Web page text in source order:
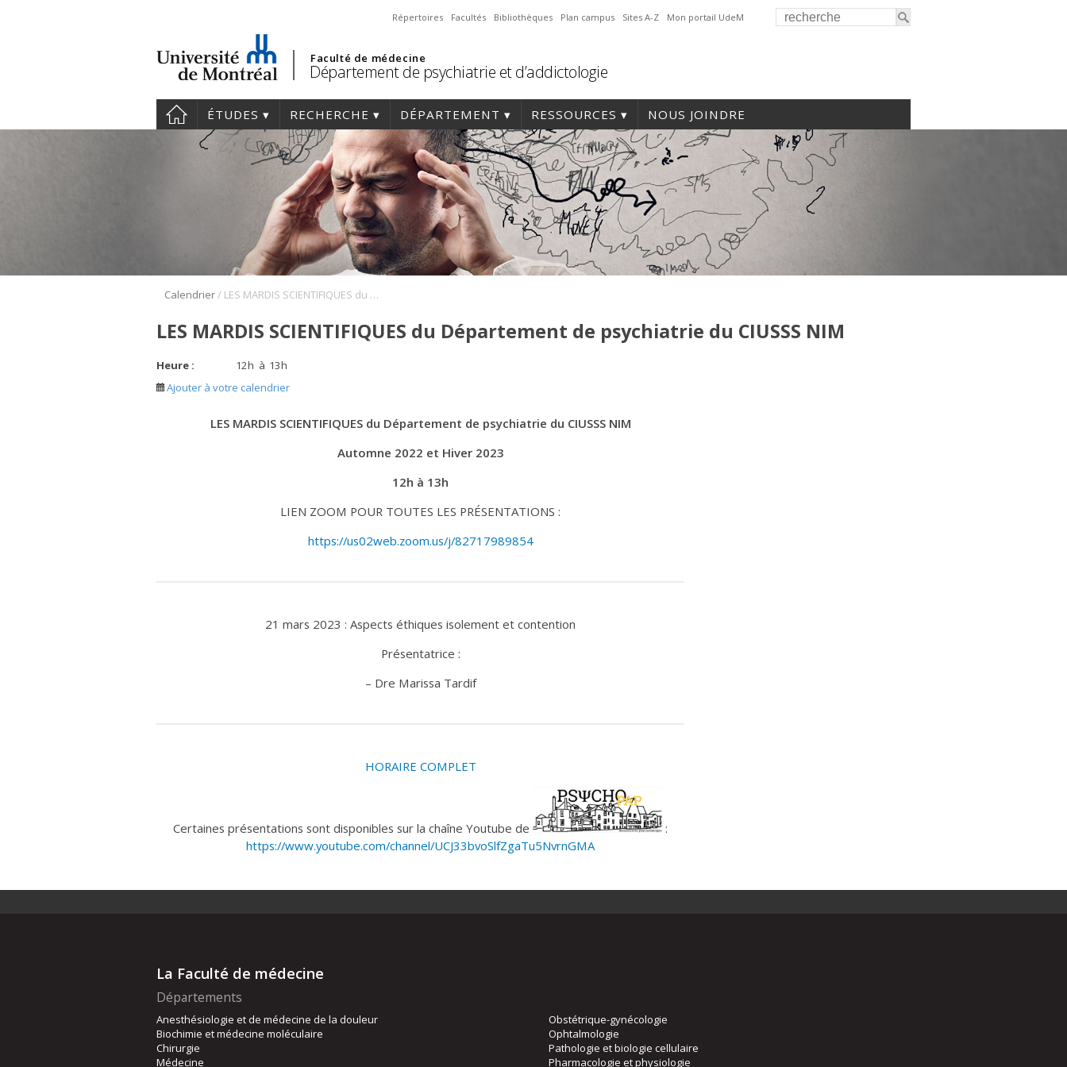
Répertoires Facultés Bibliothèques Plan campus Sites A-Z Mon portail UdeM
Faculté de médecine
Département de psychiatrie et d’addictologie
ÉTUDES RECHERCHE DÉPARTEMENT RESSOURCES NOUS JOINDRE
Calendrier/ LES MARDIS SCIENTIFIQUES du Département de psychiatrie du CIUSSS NIM
LES MARDIS SCIENTIFIQUES du Département de psychiatrie du CIUSSS NIM
Heure : 12h à 13h
Ajouter à votre calendrier
LES MARDIS SCIENTIFIQUES du Département de psychiatrie du CIUSSS NIM
Automne 2022 et Hiver 2023
12h à 13h
LIEN ZOOM POUR TOUTES LES PRÉSENTATIONS :
https://us02web.zoom.us/j/82717989854
21 mars 2023 : Aspects éthiques isolement et contention
Présentatrice :
– Dre Marissa Tardif
HORAIRE COMPLET
Certaines présentations sont disponibles sur la chaîne Youtube de
:
https://www.youtube.com/channel/UCJ33bvoSlfZgaTu5NvrnGMA
La Faculté de médecine
Départements
Anesthésiologie et de médecine de la douleur
Biochimie et médecine moléculaire
Chirurgie
Médecine
Obstétrique-gynécologie
Ophtalmologie
Pathologie et biologie cellulaire
Pharmacologie et physiologie